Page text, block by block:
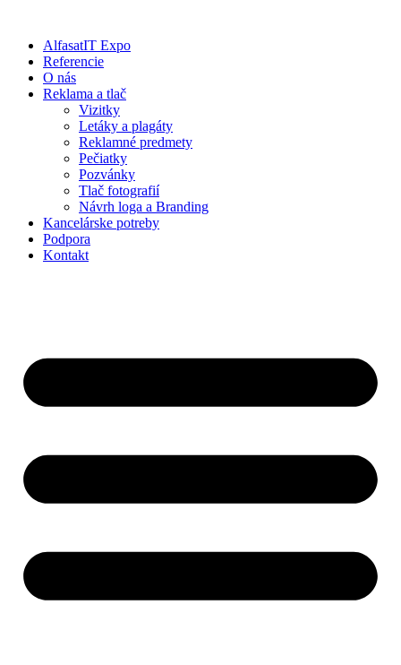
obsah
AlfasatIT Expo
Referencie
O nás
Reklama a tlač
Vizitky
Letáky a plagáty
Reklamné predmety
Pečiatky
Pozvánky
Tlač fotografií
Návrh loga a Branding
Kancelárske potreby
Podpora
Kontakt